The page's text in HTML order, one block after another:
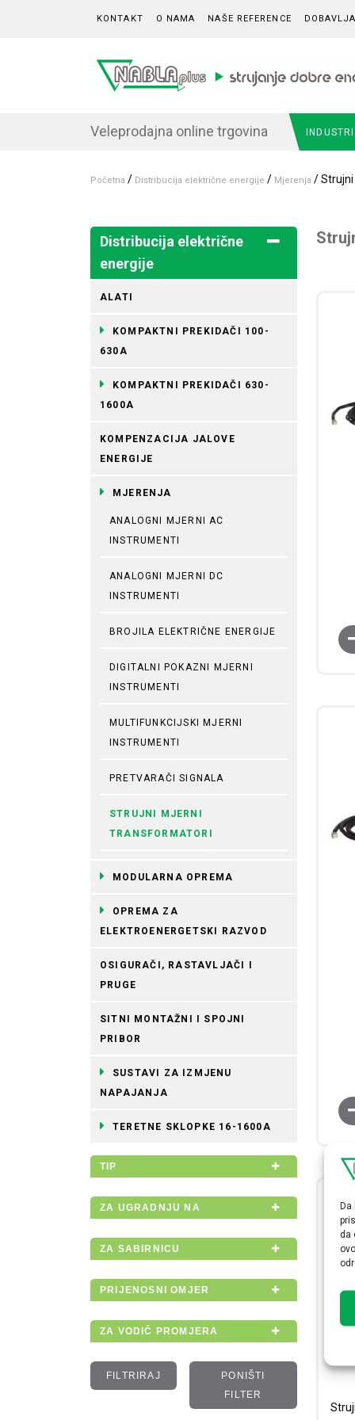
da
KONTAKT O NAMA NAŠE REFERENCE
Veleprodajna online trgovina
Početna / Distribucija električne energije / Mjerenja /
Distribucija električne
energije
ALATI
KOMPAKTNI PREKIDAČI 100-
630A
KOMPAKTNI PREKIDAČI 630-
1600A
KOMPENZACIJA JALOVE
ENERGIJE
MJERENJA
ANALOGNI MJERNI AC
INSTRUMENTI
ANALOGNI MJERNI DC
INSTRUMENTI
BROJILA ELEKTRIČNE ENERGIJE
DIGITALNI POKAZNI MJERNI
INSTRUMENTI
MULTIFUNKCIJSKI MJERNI
INSTRUMENTI
PRETVARAČI SIGNALA
STRUJNI MJERNI
TRANSFORMATORI
MODULARNA OPREMA
OPREMA ZA
ELEKTROENERGETSKI RAZVOD
OSIGURAČI, RASTAVLJAČI I
PRUGE
SITNI MONTAŽNI I SPOJNI
PRIBOR
SUSTAVI ZA IZMJENU
NAPAJANJA
TERETNE SKLOPKE 16-1600A
TIP
ZA UGRADNJU NA
ZA SABIRNICU
PRIJENOSNI OMJER
ZA VODIČ PROMJERA
FILTRIRAJ
PONIŠTI
FILTER